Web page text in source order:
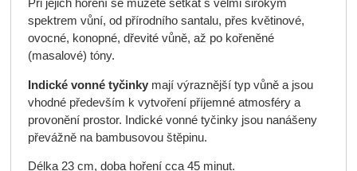
Při jejich hoření se můžete setkat s velmi širokým
spektrem vůní, od přírodního santalu, přes květinové,
ovocné, konopné, dřevité vůně, až po kořeněné
(masalové) tóny.
Indické vonné tyčinkymají výraznější typ vůně a jsou
vhodné především k vytvoření příjemné atmosféry a
provonění prostor. Indické vonné tyčinky jsou nanášeny
převážně na bambusovou štěpinu.
Délka 23 cm, doba hoření cca 45 minut.